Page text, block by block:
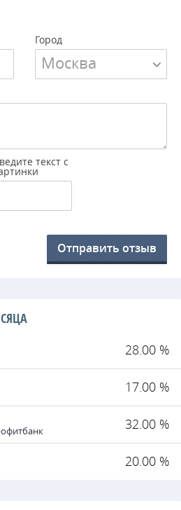
Город
Москва
текст с
Отправить отзыв
28.00 %
17.00 %
32.00 %
20.00 %